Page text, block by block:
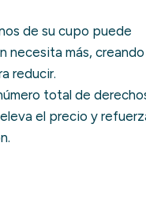
de su cupo puede
necesita más, creando
reducir.
total de
el precio y
.